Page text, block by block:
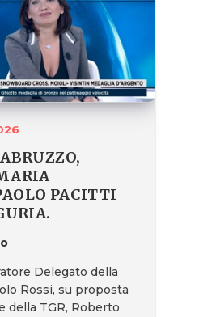
PACITTI
Delegato della
Rossi, su proposta
della TGR, Roberto